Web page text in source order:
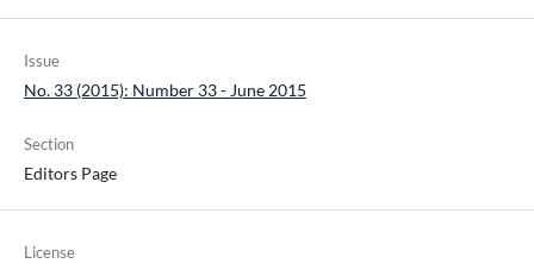
Issue
No. 33 (2015): Number 33 - June 2015
Section
Editors Page
License